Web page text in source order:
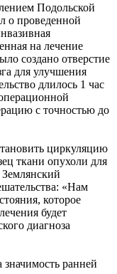
Подольской
о проведенной
на лечение
создано отверстие
для улучшения
длилось 1 час
с точностью до
циркуляцию
ткани опухоли для
«Нам
которое
будет
диагноза
ранней